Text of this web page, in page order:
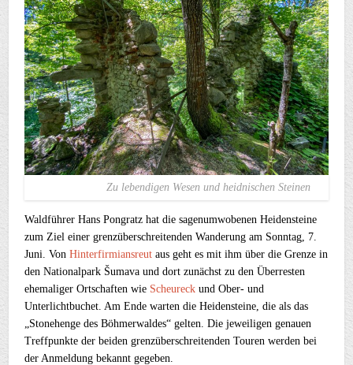
Zu lebendigen Wesen und heidnischen Steinen
Waldführer Hans Pongratz hat die sagenumwobenen Heidensteine
zum Ziel einer grenzüberschreitenden Wanderung am Sonntag, 7.
Juni. VonHinterfirmiansreut aus geht es mit ihm über die Grenze in
den Nationalpark Šumava und dort zunächst zu den Überresten
ehemaliger Ortschaften wie Scheureck und Ober- und
Unterlichtbuchet. Am Ende warten die Heidensteine, die als das
„Stonehenge des Böhmerwaldes“ gelten. Die jeweiligen genauen
Treffpunkte der beiden grenzüberschreitenden Touren werden bei
der Anmeldung bekannt gegeben.